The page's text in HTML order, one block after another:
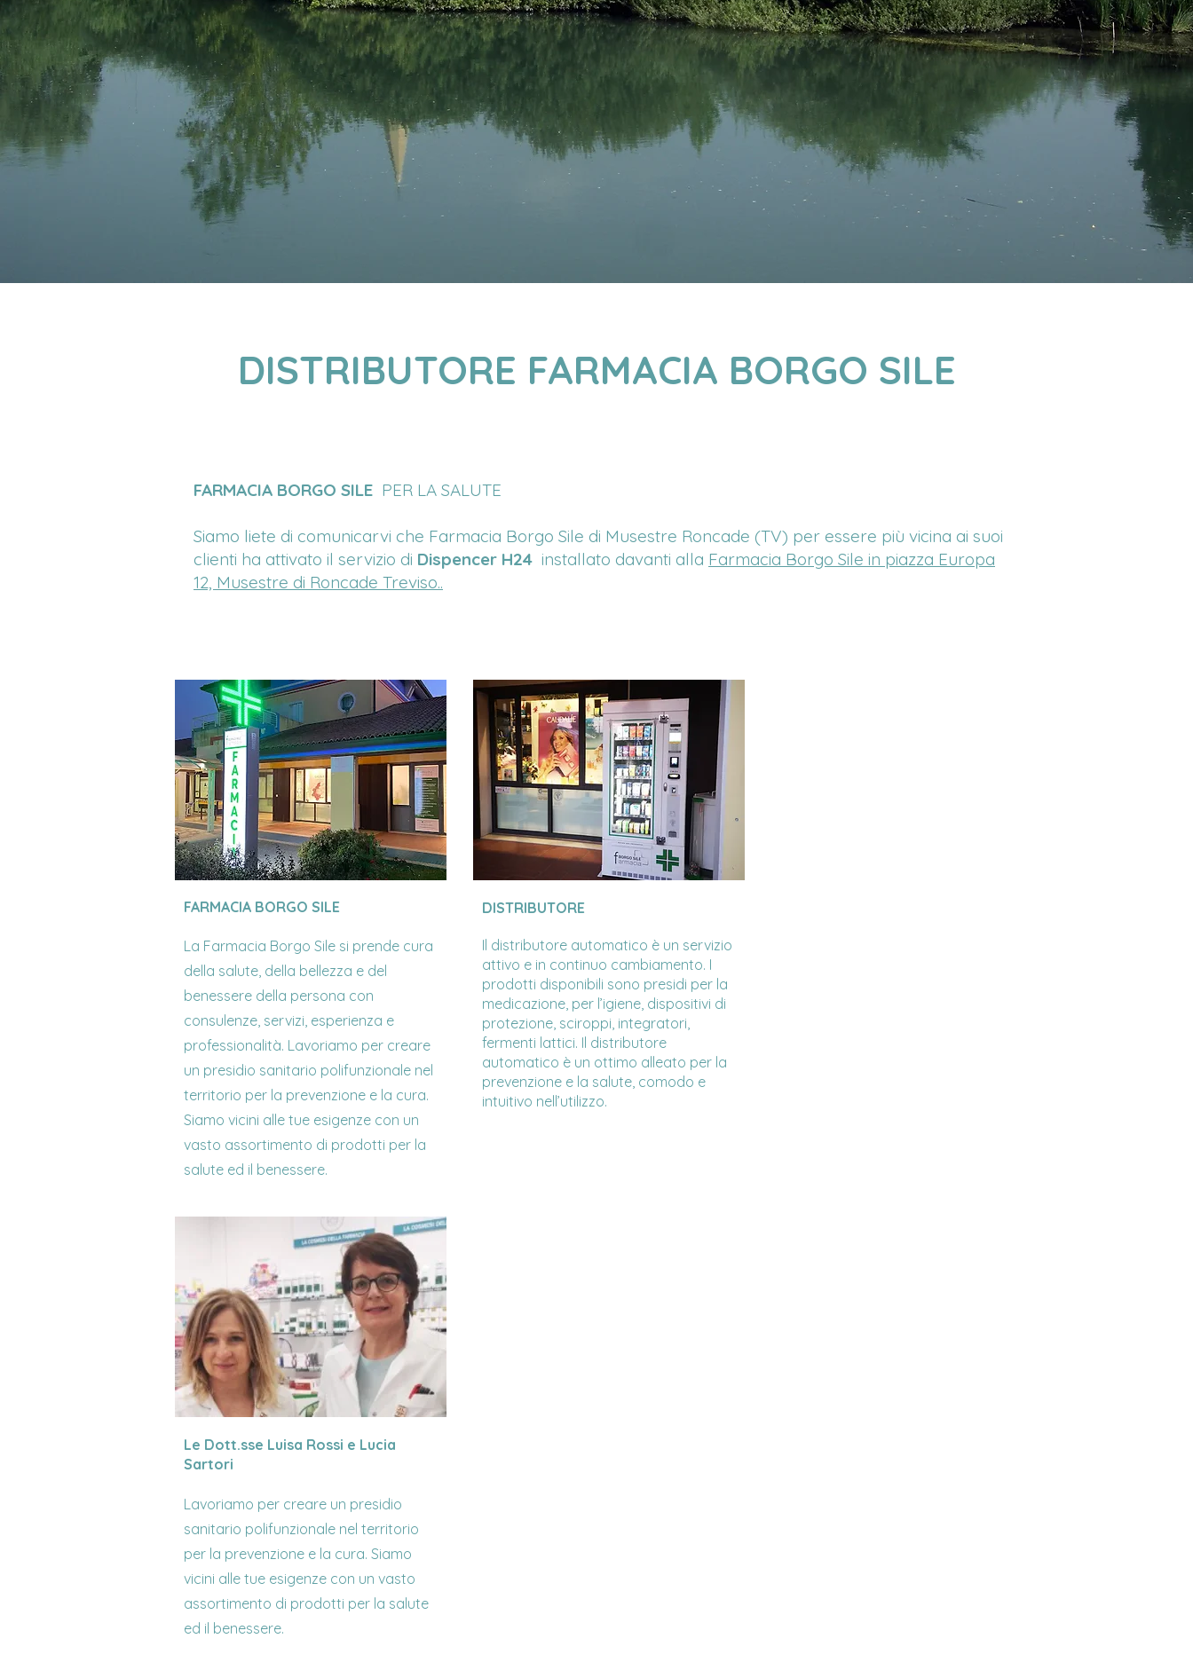
DISTRIBUTORE FARMACIA BORGO SILE
FARMACIA BORGO SILE PER LA SALUTE
Siamo liete di comunicarvi che Farmacia Borgo Sile di Musestre Roncade (TV) per essere più vicina ai suoi
clienti ha attivato il servizio di Dispencer H24 installato davanti alla Farmacia Borgo Sile in piazza Europa
12, Musestre di Roncade Treviso..
FARMACIA BORGO SILE
La Farmacia Borgo Sile si prende cura
della salute, della bellezza e del
benessere della persona con
consulenze, servizi, esperienza e
professionalità. Lavoriamo per creare
un presidio sanitario polifunzionale nel
territorio per la prevenzione e la cura.
Siamo vicini alle tue esigenze con un
vasto assortimento di prodotti per la
salute ed il benessere.
DISTRIBUTORE
Il distributore automatico è un servizio
attivo e in continuo cambiamento. I
prodotti disponibili sono presidi per la
medicazione, per l’igiene, dispositivi di
protezione, sciroppi, integratori,
fermenti lattici. Il distributore
automatico è un ottimo alleato per la
prevenzione e la salute, comodo e
intuitivo nell’utilizzo.
Le Dott.sse Luisa Rossi e Lucia
Sartori
Lavoriamo per creare un presidio
sanitario polifunzionale nel territorio
per la prevenzione e la cura. Siamo
vicini alle tue esigenze con un vasto
assortimento di prodotti per la salute
ed il benessere.